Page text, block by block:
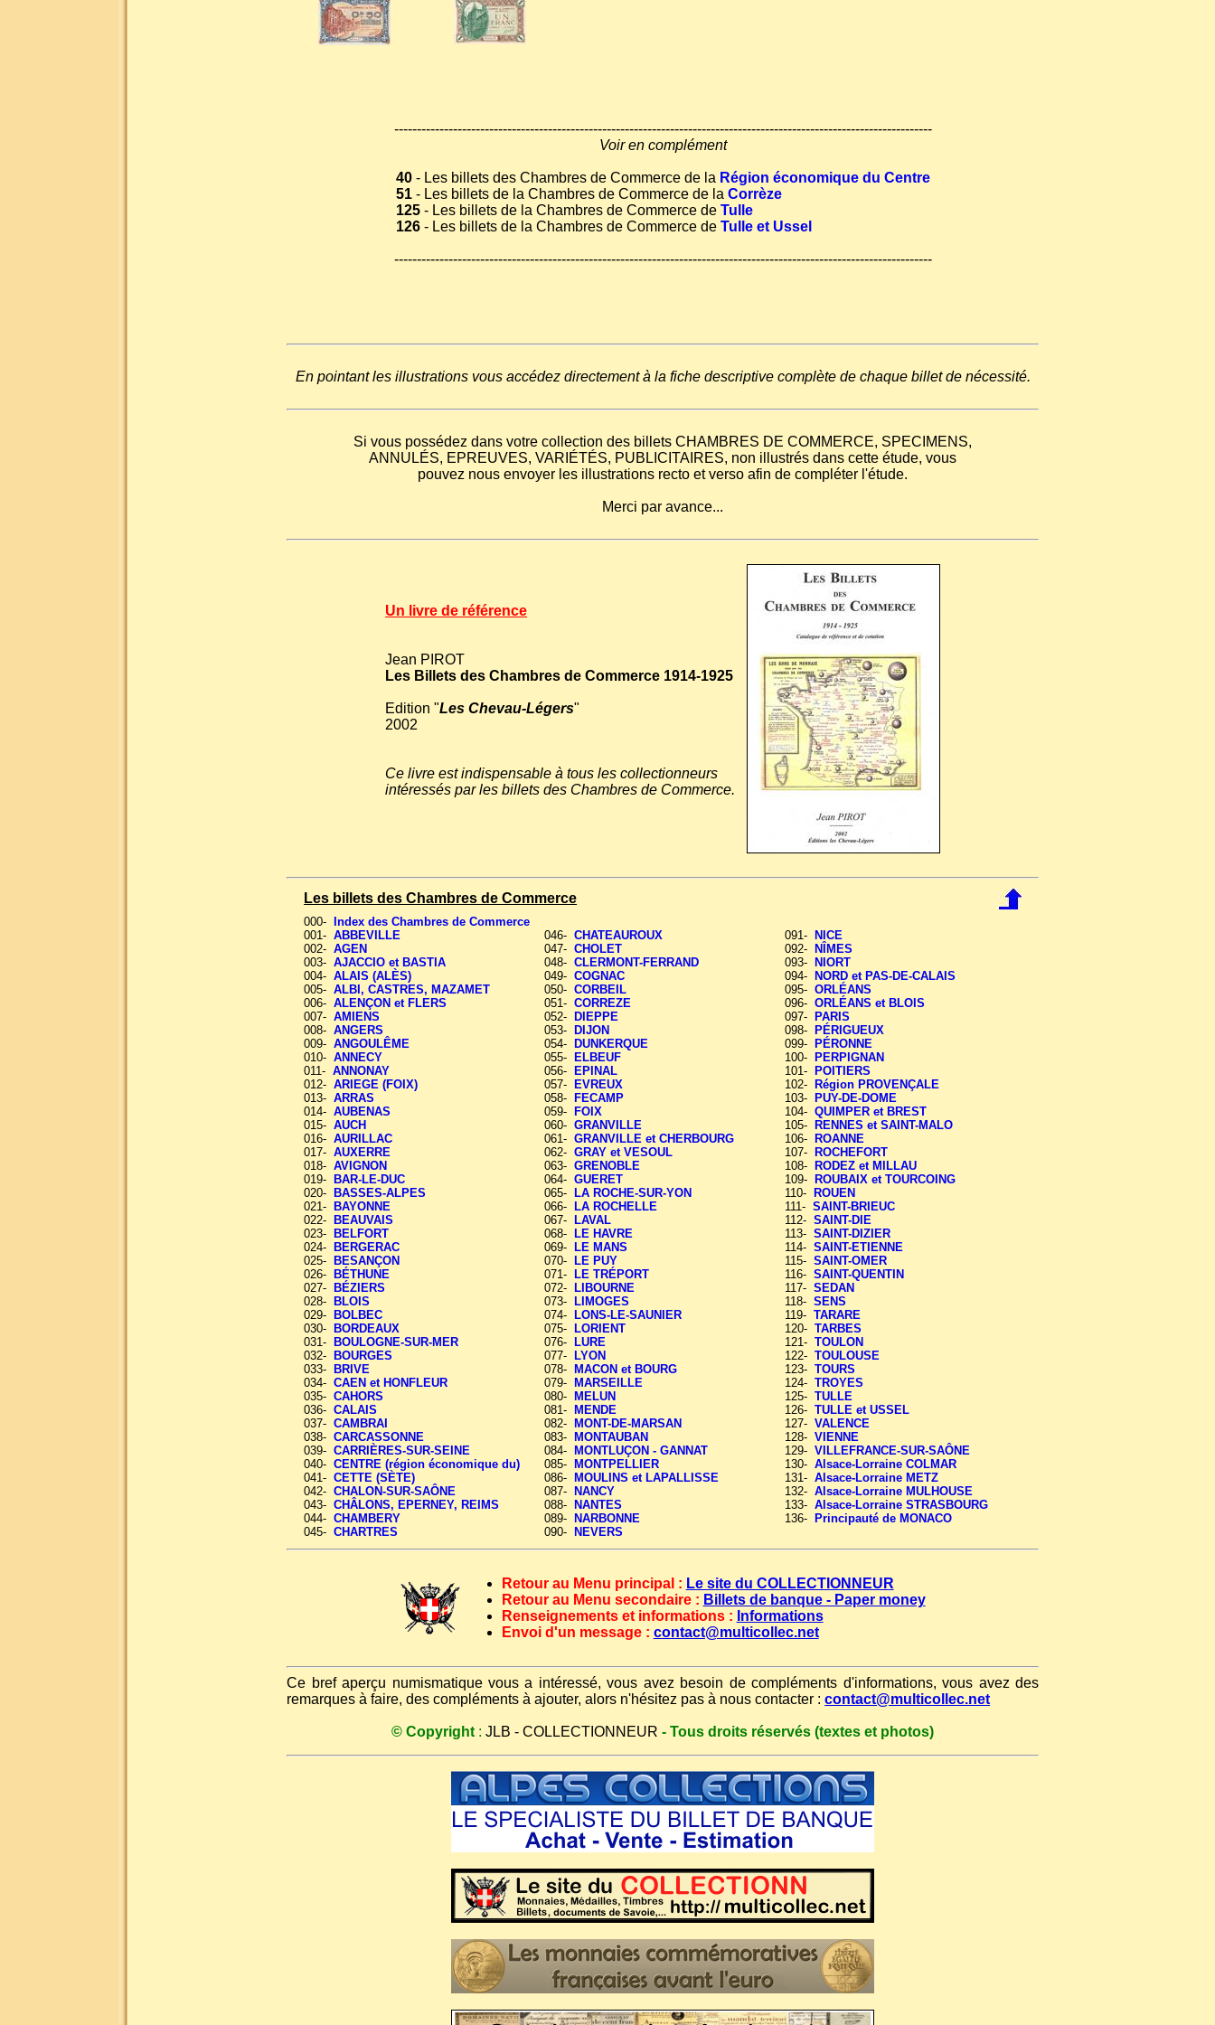
-----------------------------------------------------------------------------------------------------------------------
Voir en complément
40- Les billets des Chambres de Commerce de la Région économique du Centre
51- Les billets de la Chambres de Commerce de la Corrèze
125- Les billets de la Chambres de Commerce de Tulle
126- Les billets de la Chambres de Commerce de Tulle et Ussel
-----------------------------------------------------------------------------------------------------------------------
En pointant les illustrations vous accédez directement à la fiche descriptive complète de chaque billet de nécessité.
Si vous possédez dans votre collection des billets CHAMBRES DE COMMERCE, SPECIMENS,
ANNULÉS, EPREUVES, VARIÉTÉS, PUBLICITAIRES, non illustrés dans cette étude, vous
pouvez nous envoyer les illustrations recto et verso afin de compléter l'étude.
Merci par avance...
Un livre de référence
Jean PIROT
Les Billets des Chambres de Commerce 1914-1925
Edition "Les Chevau-Légers"
2002
Ce livre est indispensable à tous les collectionneurs
intéressés par les billets des Chambres de Commerce.
Les billets des Chambres de Commerce
000-Index des Chambres de Commerce
001-ABBEVILLE
002-AGEN
003-AJACCIO et BASTIA
004-ALAIS (ALÈS)
005-ALBI, CASTRES, MAZAMET
006-ALENÇON et FLERS
007-AMIENS
008-ANGERS
009-ANGOULÊME
010-ANNECY
011-ANNONAY
012-ARIEGE (FOIX)
013-ARRAS
014-AUBENAS
015-AUCH
016-AURILLAC
017-AUXERRE
018-AVIGNON
019-BAR-LE-DUC
020-BASSES-ALPES
021-BAYONNE
022-BEAUVAIS
023-BELFORT
024-BERGERAC
025-BESANÇON
026-BÉTHUNE
027-BÉZIERS
028-BLOIS
029-BOLBEC
030-BORDEAUX
031-BOULOGNE-SUR-MER
032-BOURGES
033-BRIVE
034-CAEN et HONFLEUR
035-CAHORS
036-CALAIS
037-CAMBRAI
038-CARCASSONNE
039-CARRIÈRES-SUR-SEINE
040-CENTRE (région économique du)
041-CETTE (SÈTE)
042-CHALON-SUR-SAÔNE
043-CHÂLONS, EPERNEY, REIMS
044-CHAMBERY
045-CHARTRES
046-CHATEAUROUX
047-CHOLET
048-CLERMONT-FERRAND
049-COGNAC
050-CORBEIL
051-CORREZE
052-DIEPPE
053-DIJON
054-DUNKERQUE
055-ELBEUF
056-EPINAL
057-EVREUX
058-FECAMP
059-FOIX
060-GRANVILLE
061-GRANVILLE et CHERBOURG
062-GRAY et VESOUL
063-GRENOBLE
064-GUERET
065-LA ROCHE-SUR-YON
066-LA ROCHELLE
067-LAVAL
068-LE HAVRE
069-LE MANS
070-LE PUY
071-LE TRÉPORT
072-LIBOURNE
073-LIMOGES
074-LONS-LE-SAUNIER
075-LORIENT
076-LURE
077-LYON
078-MACON et BOURG
079-MARSEILLE
080-MELUN
081-MENDE
082-MONT-DE-MARSAN
083-MONTAUBAN
084-MONTLUÇON - GANNAT
085-MONTPELLIER
086-MOULINS et LAPALLISSE
087-NANCY
088-NANTES
089-NARBONNE
090-NEVERS
091-NICE
092-NÎMES
093-NIORT
094-NORD et PAS-DE-CALAIS
095-ORLÉANS
096-ORLÉANS et BLOIS
097-PARIS
098-PÉRIGUEUX
099-PÉRONNE
100-PERPIGNAN
101-POITIERS
102-Région PROVENÇALE
103-PUY-DE-DOME
104-QUIMPER et BREST
105-RENNES et SAINT-MALO
106-ROANNE
107-ROCHEFORT
108-RODEZ et MILLAU
109-ROUBAIX et TOURCOING
110-ROUEN
111-SAINT-BRIEUC
112-SAINT-DIE
113-SAINT-DIZIER
114-SAINT-ETIENNE
115-SAINT-OMER
116-SAINT-QUENTIN
117-SEDAN
118-SENS
119-TARARE
120-TARBES
121-TOULON
122-TOULOUSE
123-TOURS
124-TROYES
125-TULLE
126-TULLE et USSEL
127-VALENCE
128-VIENNE
129-VILLEFRANCE-SUR-SAÔNE
130-Alsace-Lorraine COLMAR
131-Alsace-Lorraine METZ
132-Alsace-Lorraine MULHOUSE
133-Alsace-Lorraine STRASBOURG
136-Principauté de MONACO
Retour au Menu principal : Le site du COLLECTIONNEUR
Retour au Menu secondaire : Billets de banque - Paper money
Renseignements et informations : Informations
Envoi d'un message : contact@multicollec.net
Ce bref aperçu numismatique vous a intéressé, vous avez besoin de compléments d'informations, vous avez des
remarques à faire, des compléments à ajouter, alors n'hésitez pas à nous contacter :contact@multicollec.net
© Copyright : JLB - COLLECTIONNEUR- Tous droits réservés (textes et photos)